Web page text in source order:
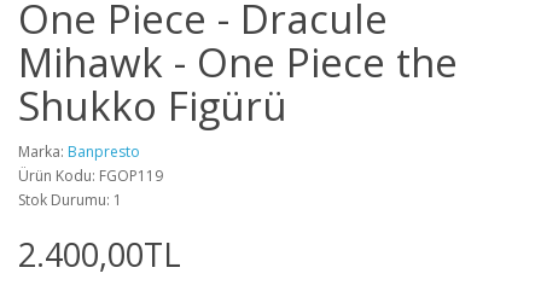
One Piece - Dracule
Mihawk - One Piece the
Shukko Figürü
Marka: Banpresto
Ürün Kodu: FGOP119
Stok Durumu: 1
2.400,00TL